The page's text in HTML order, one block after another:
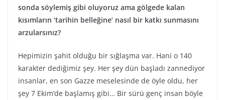
sonda söylemiş gibi oluyoruz ama gölgede kalan
kısımların ‘tarihin belleğine’ nasıl bir katkı sunmasını
arzularsınız?
Hepimizin şahit olduğu bir sığlaşma var. Hani o 140
karakter dediğimiz şey. Her şey dün başladı zannediyor
insanlar, en son Gazze meselesinde de öyle oldu, her
şey 7 Ekim’de başlamış gibi… Bir sürü genç insan böyle